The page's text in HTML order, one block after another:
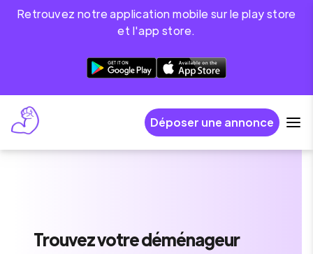
Retrouvez notre application mobile sur le play store
et l'app store.
Déposer une annonce
Trouvezvotre déménageur